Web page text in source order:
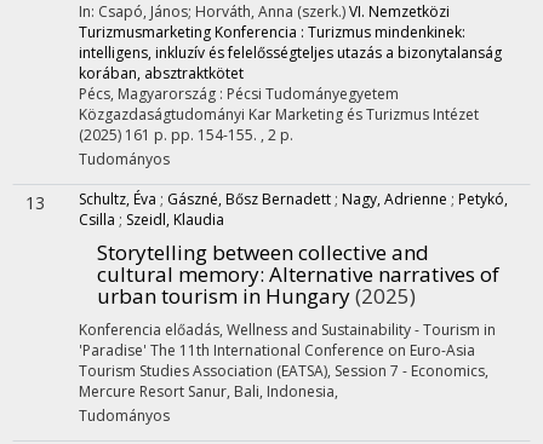
In: Csapó, János; Horváth, Anna (szerk.)VI. Nemzetközi
Turizmusmarketing Konferencia : Turizmus mindenkinek:
intelligens, inkluzív és felelősségteljes utazás a bizonytalanság
korában, absztraktkötet
Pécs, Magyarország : Pécsi Tudományegyetem
Közgazdaságtudományi Kar Marketing és Turizmus Intézet
(2025) 161 p. pp. 154-155. , 2 p.
Tudományos
13 Schultz, Éva ; Gászné, Bősz Bernadett ; Nagy, Adrienne ; Petykó,
Csilla ; Szeidl, Klaudia
Storytelling between collective and
cultural memory: Alternative narratives of
urban tourism in Hungary(2025)
Konferencia előadás, Wellness and Sustainability - Tourism in
'Paradise' The 11th International Conference on Euro-Asia
Tourism Studies Association (EATSA), Session 7 - Economics,
Mercure Resort Sanur, Bali, Indonesia,
Tudományos